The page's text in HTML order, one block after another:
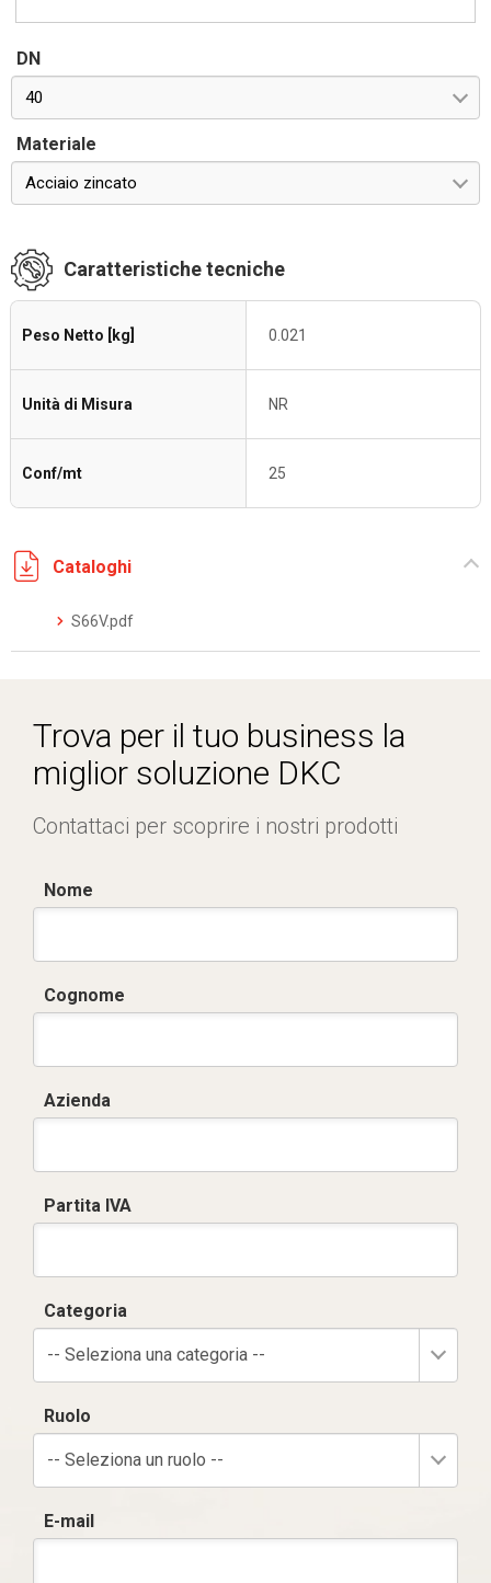
DN
40
Materiale
Acciaio zincato
Caratteristiche tecniche
Peso Netto [kg] 0.021
Unità di Misura NR
Conf/mt 25
Cataloghi
S66V.pdf
Trova per il tuo business la
miglior soluzione DKC
Contattaci per scoprire i nostri prodotti
Nome
Cognome
Azienda
Partita IVA
Categoria
-- Seleziona una categoria --
Ruolo
-- Seleziona un ruolo --
E-mail